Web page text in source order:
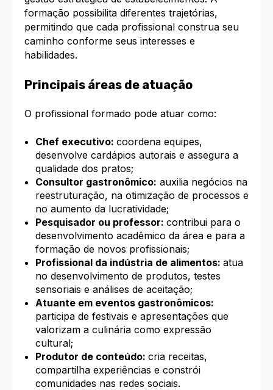
formação possibilita diferentes trajetórias,
permitindo que cada profissional construa seu
caminho conforme seus interesses e
habilidades.
Principais áreas de atuação
O profissional formado pode atuar como:
Chef executivo: coordena equipes,
desenvolve cardápios autorais e assegura a
qualidade dos pratos;
Consultor gastronômico: auxilia negócios na
reestruturação, na otimização de processos e
no aumento da lucratividade;
Pesquisador ou professor: contribui para o
desenvolvimento acadêmico da área e para a
formação de novos profissionais;
Profissional da indústria de alimentos: atua
no desenvolvimento de produtos, testes
sensoriais e análises de aceitação​;
Atuante em eventos gastronômicos:
participa de festivais e apresentações que
valorizam a culinária como expressão
cultural;
Produtor de conteúdo: cria receitas,
compartilha experiências e constrói
comunidades nas redes sociais.